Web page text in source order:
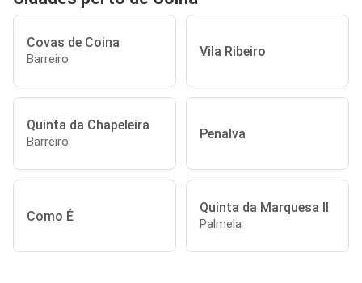
Covas de Coina
Barreiro Vila Ribeiro
Quinta da Chapeleira
Barreiro Penalva
Como É
Quinta da Marquesa II
Palmela